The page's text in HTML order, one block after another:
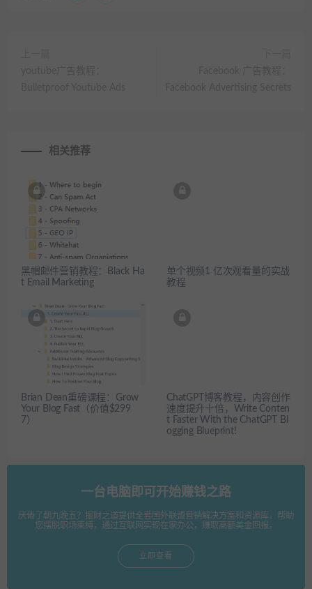
相关推荐
黑帽邮件营销教程：Black Ha
t Email Marketing
单个视频1 亿次观看量的实战
教程
Brian Dean重磅课程：Grow
Your Blog Fast（价值$299
7）
ChatGPT博客教程，内容创作
速度提升十倍，Write Conten
t Faster With the ChatGPT Bl
ogging Blueprint!
一台电脑即可开始赚钱之路
厌倦了朝九晚五？掘财之道提供全套国外联盟营销解决方案和资源库，帮助
您摆脱职场束缚，通过互联网实现在家办公，赚取高额美金回报。
立即查看